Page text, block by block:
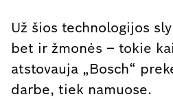
Už šios technologijos
bet ir žmonės – tokie
atstovauja „Bosch“
darbe, tiek namuose.